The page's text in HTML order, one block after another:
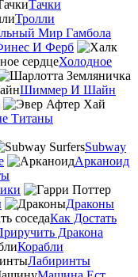
Тачки
Тролли
Мир Гамбола
И Ферб
Холодное
Шиммер И Шайн
Титаны
Subway
Арканоид
Драконы
Как Достать
Дракона
Корабли
Лабиринты